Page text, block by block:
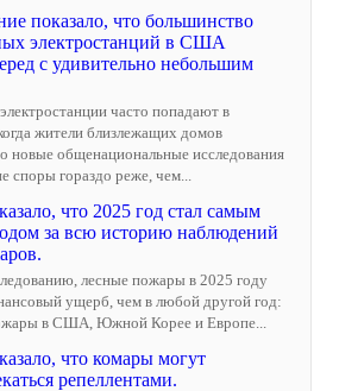
показало, что большинство
электростанций в США
с удивительно небольшим
часто попадают в
жители близлежащих домов
новые общенациональные исследования
споры гораздо реже, чем...
что 2025 год стал самым
за всю историю наблюдений
лесные пожары в 2025 году
ущерб, чем в любой другой год:
в США, Южной Корее и Европе...
что комары могут
репеллентами.